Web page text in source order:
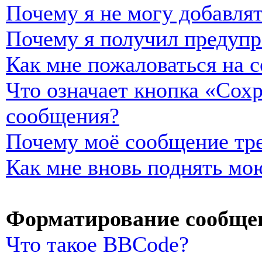
Почему я не могу
Почему я получил
Как мне пожаловаться на
Что означает кнопка
сообщения?
Почему моё сообщение
Как мне вновь поднять
Форматирование
Что такое BBCode?